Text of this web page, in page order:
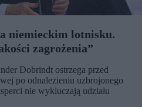
niemieckim lotnisku.
zagrożenia”
Dobrindt ostrzega przed
po odnalezieniu uzbrojonego
nie wykluczają udziału